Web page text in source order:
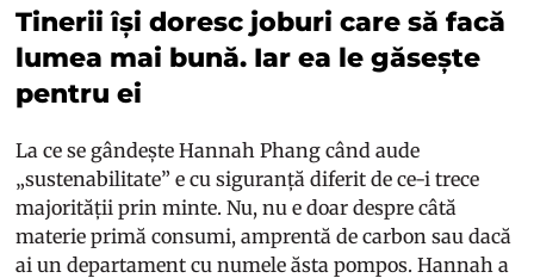
Tinerii își doresc joburi care să facă
lumea mai bună. Iar ea le găsește
pentru ei
La ce se gândește Hannah Phang când aude
„sustenabilitate” e cu siguranță diferit de ce-i trece
majorității prin minte. Nu, nu e doar despre câtă
materie primă consumi, amprentă de carbon sau dacă
ai un departament cu numele ăsta pompos. Hannah a